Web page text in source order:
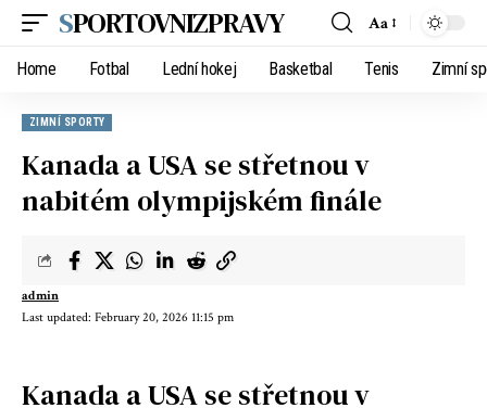
SPORTOVNIZPRAVY Aa
Home Fotbal Lední hokej Basketbal Tenis Zimní
ZIMNÍ SPORTY
Kanada a USA se střetnou v
nabitém olympijském finále
Last updated: February 20, 2026 11:15 pm
admin
Kanada a USA se střetnou v